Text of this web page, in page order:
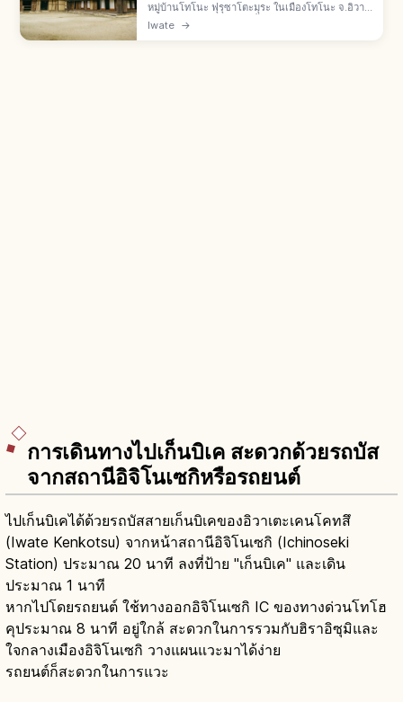
หมู่บ้านโทโนะ ฟุรุซาโตะมุระ ในเมืองโทโนะ จ.อิวา
เตะ จำลองหมู่บ้านชนบทดั้งเดิม มีบ้านนัมบุมาการิยะ
Iwate →
การเดินทางไปเก็นบิเค สะดวกด้วยรถบัส
จากสถานีอิจิโนเซกิหรือรถยนต์
ไปเก็นบิเคได้ด้วยรถบัสสายเก็นบิเคของอิวาเตะเคนโคทสึ
(Iwate Kenkotsu) จากหน้าสถานีอิจิโนเซกิ (Ichinoseki
Station) ประมาณ 20 นาที ลงที่ป้าย "เก็นบิเค" และเดิน
ประมาณ 1 นาที
หากไปโดยรถยนต์ ใช้ทางออกอิจิโนเซกิ IC ของทางด่วนโทโฮ
คุประมาณ 8 นาที อยู่ใกล้ สะดวกในการรวมกับฮิราอิซุมิและ
ใจกลางเมืองอิจิโนเซกิ วางแผนแวะมาได้ง่าย
รถยนต์ก็สะดวกในการแวะ